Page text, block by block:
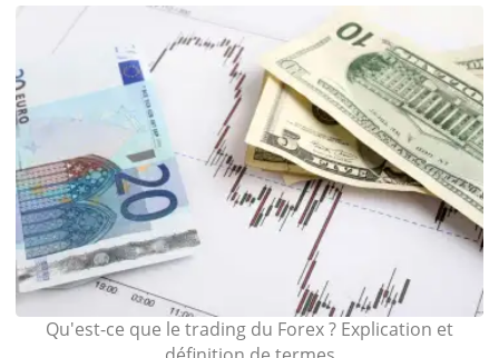
Qu'est-ce que le trading du Forex ? Explication et